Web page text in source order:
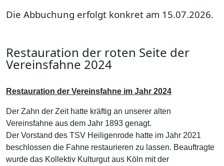
Die Abbuchung erfolgt konkret am 15.07.2026.
Restauration der roten Seite der
Vereinsfahne 2024
Restauration der Vereinsfahne im Jahr 2024
Der Zahn der Zeit hatte kräftig an unserer alten
Vereinsfahne aus dem Jahr 1893 genagt.
Der Vorstand des TSV Heiligenrode hatte im Jahr 2021
beschlossen die Fahne restaurieren zu lassen. Beauftragte
wurde das Kollektiv Kulturgut aus Köln mit der